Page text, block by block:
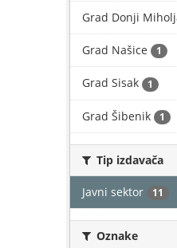
Grad Donji
Grad Našice 1
Grad Sisak 1
Grad Šibenik 1
Tip izdavača
Javni sektor 11
Oznake